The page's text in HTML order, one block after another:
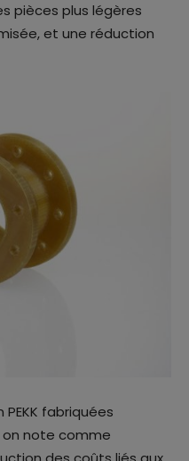
pièces plus légères
et une réduction
fabriquées
note comme